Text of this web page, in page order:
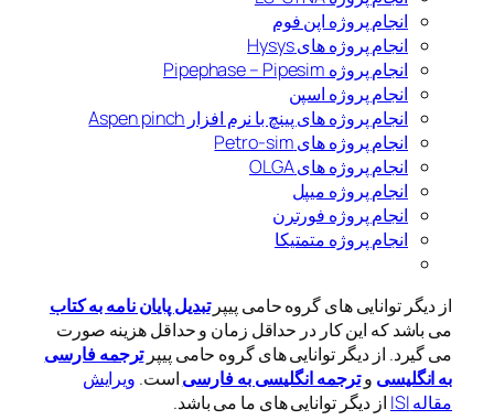
انجام پروژه اپن فوم
انجام پروژه های Hysys
انجام پروژه Pipephase – Pipesim
انجام پروژه اسپن
انجام پروژه های پینچ با نرم افزار Aspen pinch
انجام پروژه های Petro-sim
انجام پروژه های OLGA
انجام پروژه میپل
انجام پروژه فورترن
انجام پروژه متمتیکا
از دیگر توانایی های گروه حامی پیپرتبدیل پایان نامه به کتاب
می باشد که این کار در حداقل زمان و حداقل هزینه صورت
می گیرد. از دیگر توانایی های گروه حامی پیپرترجمه فارسی
به انگلیسی وترجمه انگلیسی به فارسیاست. ویرایش
مقاله ISI
از دیگر توانایی های ما می باشد.